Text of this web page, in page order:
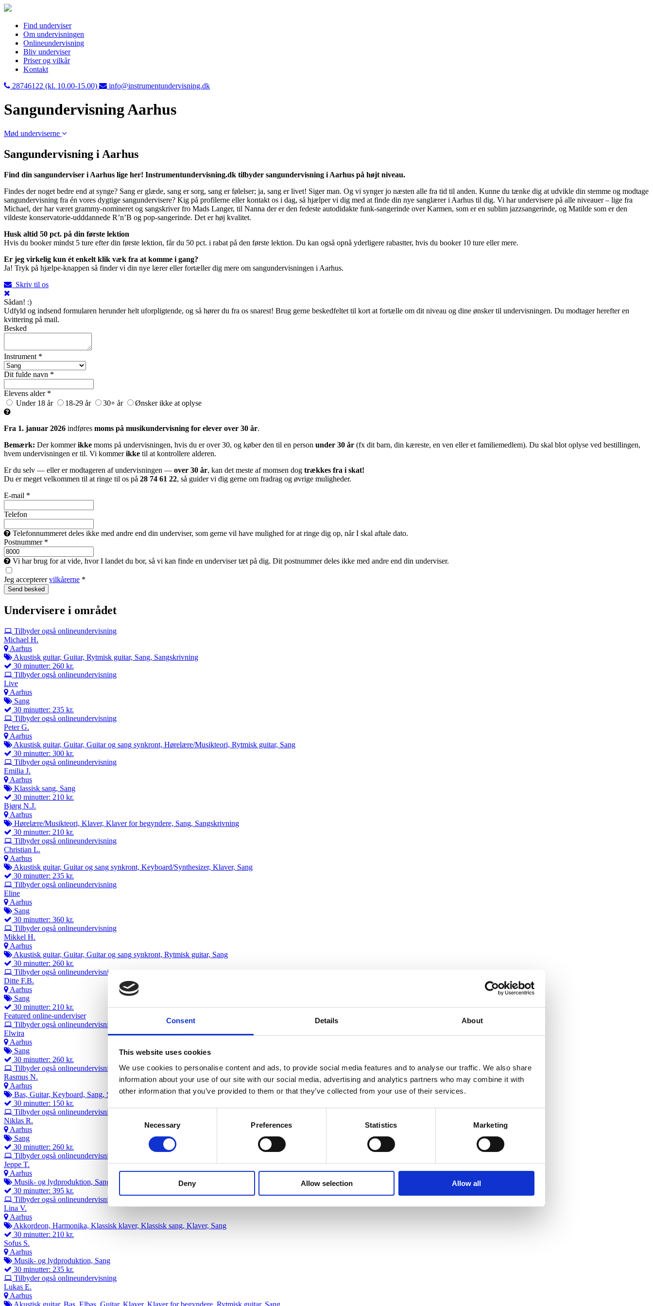
Consent Details About
This website uses cookies
We use cookies to personalise content and ads, to provide social media features and to analyse our traffic. We also share
information about your use of our site with our social media, advertising and analytics partners who may combine it with
other information that you’ve provided to them or that they’ve collected from your use of their services.
Consent
Necessary Preferences Statistics Marketing
Deny Allow selection Allow all
Find underviser
Om undervisningen
Onlineundervisning
Bliv underviser
Priser og vilkår
Kontakt
28746122 (kl. 10.00-15.00)
info@instrumentundervisning.dk
Sangundervisning Aarhus
Mød underviserne
Sangundervisning i Aarhus
Find din sangunderviser i Aarhus lige her! Instrumentundervisning.dk tilbyder sangundervisning i Aarhus på højt niveau.
Findes der noget bedre end at synge? Sang er glæde, sang er sorg, sang er følelser; ja, sang er livet! Siger man. Og vi synger jo næsten alle fra tid til anden. Kunne du tænke dig at udvikle din stemme og modtage
sangundervisning fra én vores dygtige sangundervisere? Kig på profilerne eller kontakt os i dag, så hjælper vi dig med at finde din nye sanglærer i Aarhus til dig. Vi har undervisere på alle niveauer – lige fra
Michael, der har været grammy-nomineret og sangskriver fro Mads Langer, til Nanna der er den fedeste autodidakte funk-sangerinde over Karmen, som er en sublim jazzsangerinde, og Matilde som er den
vildeste konservatorie-udddannede R’n’B og pop-sangerinde. Det er høj kvalitet.
Husk altid 50 pct. på din første lektion
Hvis du booker mindst 5 ture efter din første lektion, får du 50 pct. i rabat på den første lektion. Du kan også opnå yderligere rabastter, hvis du booker 10 ture eller mere.
Er jeg virkelig kun ét enkelt klik væk fra at komme i gang?
Ja! Tryk på hjælpe-knappen så finder vi din nye lærer eller fortæller dig mere om sangundervisningen i Aarhus.
Skriv til os
Sådan! :)
Udfyld og indsend formularen herunder helt uforpligtende, og så hører du fra os snarest! Brug gerne beskedfeltet til kort at fortælle om dit niveau og dine ønsker til undervisningen. Du modtager herefter en
kvittering på mail.
Besked
Instrument *
Dit fulde navn *
Elevens alder *
Under 18 år
18-29 år 30+ år Ønsker ikke at oplyse
Fra 1. januar 2026 indføres moms på musikundervisning for elever over 30 år.
Bemærk: Der kommerikke moms på undervisningen, hvis du er over 30, og køber den til en person under 30 år (fx dit barn, din kæreste, en ven eller et familiemedlem). Du skal blot oplyse ved bestillingen,
hvem undervisningen er til. Vi kommerikke til at kontrollere alderen.
Er du selv — eller er modtageren af undervisningen — over 30 år, kan det meste af momsen dog trækkes fra i skat!
Du er meget velkommen til at ringe til os på 28 74 61 22, så guider vi dig gerne om fradrag og øvrige muligheder.
E-mail *
Telefon
Telefonnummeret deles ikke med andre end din underviser, som gerne vil have mulighed for at ringe dig op, når I skal aftale dato.
Postnummer *
Vi har brug for at vide, hvor I landet du bor, så vi kan finde en underviser tæt på dig. Dit postnummer deles ikke med andre end din underviser.
Jeg accepterervilkårerne *
Undervisere i området
Tilbyder også onlineundervisning
Michael H.
Aarhus
Akustisk guitar, Guitar, Rytmisk guitar, Sang, Sangskrivning
30 minutter: 260 kr.
Tilbyder også onlineundervisning
Live
Aarhus
Sang
30 minutter: 235 kr.
Tilbyder også onlineundervisning
Peter G.
Aarhus
Akustisk guitar, Guitar, Guitar og sang synkront, Hørelære/Musikteori, Rytmisk guitar, Sang
30 minutter: 300 kr.
Tilbyder også onlineundervisning
Emilia J.
Aarhus
Klassisk sang, Sang
30 minutter: 210 kr.
Bjørg N.J.
Aarhus
Hørelære/Musikteori, Klaver, Klaver for begyndere, Sang, Sangskrivning
30 minutter: 210 kr.
Tilbyder også onlineundervisning
Christian L.
Aarhus
Akustisk guitar, Guitar og sang synkront, Keyboard/Synthesizer, Klaver, Sang
30 minutter: 235 kr.
Tilbyder også onlineundervisning
Eline
Aarhus
Sang
30 minutter: 360 kr.
Tilbyder også onlineundervisning
Mikkel H.
Aarhus
Akustisk guitar, Guitar, Guitar og sang synkront, Rytmisk guitar, Sang
30 minutter: 260 kr.
Tilbyder også onlineundervisning
Ditte F.B.
Aarhus
Sang
30 minutter: 210 kr.
Featured online-underviser
Tilbyder også onlineundervisning
Elwira
Aarhus
Sang
30 minutter: 260 kr.
Tilbyder også onlineundervisning
Rasmus N.
Aarhus
Bas, Guitar, Keyboard, Sang, Sangskrivning, Trommer
30 minutter: 150 kr.
Tilbyder også onlineundervisning
Niklas R.
Aarhus
Sang
30 minutter: 260 kr.
Tilbyder også onlineundervisning
Jeppe T.
Aarhus
Musik- og lydproduktion, Sang
30 minutter: 395 kr.
Tilbyder også onlineundervisning
Lina V.
Aarhus
Akkordeon, Harmonika, Klassisk klaver, Klassisk sang, Klaver, Sang
30 minutter: 210 kr.
Sofus S.
Aarhus
Musik- og lydproduktion, Sang
30 minutter: 235 kr.
Tilbyder også onlineundervisning
Lukas E.
Aarhus
Akustisk guitar, Bas, Elbas, Guitar, Klaver, Klaver for begyndere, Rytmisk guitar, Sang